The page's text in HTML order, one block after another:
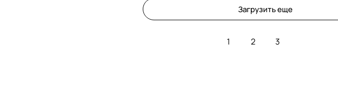
Загрузить еще
1 2 3